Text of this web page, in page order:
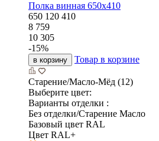
Полка винная 650х410
650 120 410
8 759
10 305
-15%
в корзину Товар в корзине
Старение/Масло-Мёд (12)
Выберите цвет:
Варианты отделки :
Без отделки/Старение Масло
Базовый цвет RAL
Цвет RAL+